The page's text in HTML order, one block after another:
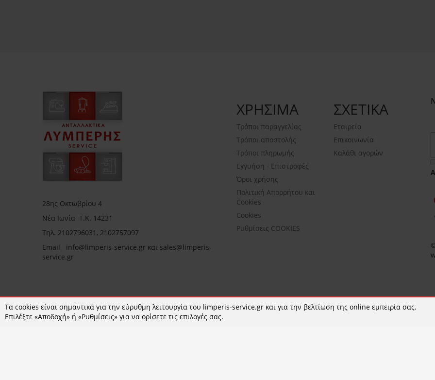
28ης Οκτωβρίου 4
Νέα Ιωνία Τ.Κ. 14231
Τηλ. 2102796031, 2102757097
Email info@limperis-service.gr και sales@limperis-
service.gr
Ωράριο καταστήματος:
ΧΡΗΣΙΜΑ
Τρόποι παραγγελίας
Τρόποι αποστολής
Τρόποι πληρωμής
Εγγυήση - Επιστροφές
Όροι χρήσης
Πολιτική Απορρήτου και
Cookies
Cookies
Ρυθμίσεις COOKIES
ΣΧΕΤΙΚΑ
Εταιρεία
Επικοινωνία
Καλάθι αγορών
Τα cookies είναι σημαντικά για την εύρυθμη λειτουργία του limperis-service.gr και για την βελτίωση της online εμπειρία σας.
Επιλέξτε «Αποδοχή» ή «Ρυθμίσεις» για να ορίσετε τις επιλογές σας.